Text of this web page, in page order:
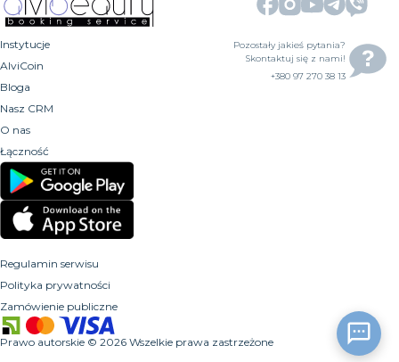
Instytucje
AlviCoin
Bloga
Nasz CRM
O nas
Łączność
Pozostały jakieś pytania?
Skontaktuj się z nami!
+380 97 270 38 13
Regulamin serwisu
Polityka prywatności
Zamówienie publiczne
Prawo autorskie © 2026 Wszelkie prawa zastrzeżone